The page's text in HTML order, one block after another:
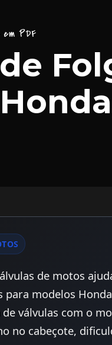
PDF
de motos
modelos
de válvulas com o
no cabeçote,